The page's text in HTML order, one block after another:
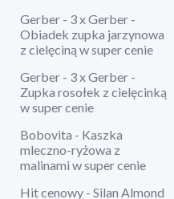
Gerber - 3 x Gerber -
Obiadek zupka jarzynowa
z cielęciną w super cenie
Gerber - 3 x Gerber -
Zupka rosołek z cielęcinką
w super cenie
Bobovita - Kaszka
mleczno-ryżowa z
malinami w super cenie
Hit cenowy - Silan Almond